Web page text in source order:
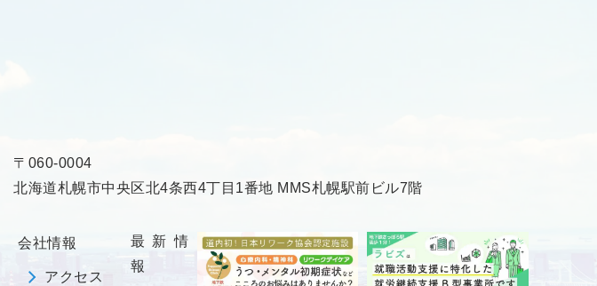
〒060-0004
北海道札幌市中央区北4条西4丁目1番地 MMS札幌駅前ビル7階
会社情報
アクセス
最新情
報